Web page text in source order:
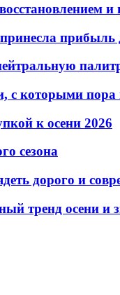
прибыль
с которыми
к осени 2026
сезона
дорого и
тренд осени и